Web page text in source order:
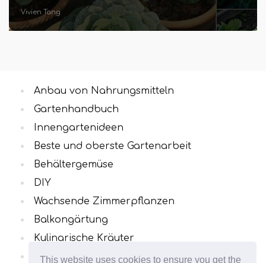
This website uses cookies to ensure you get the
Vivien Tang
Anbau von Nahrungsmitteln
Gartenhandbuch
Innengartenideen
Beste und oberste Gartenarbeit
Behältergemüse
DIY
Wachsende Zimmerpflanzen
Balkongärtung
Kulinarische Kräuter
Alle Kategorien